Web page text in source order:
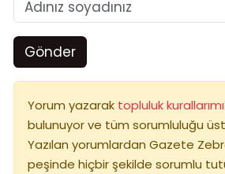
Gönder
Yorum yazarak topluluk
bulunuyor ve tüm sorumluluğu
Yazılan yorumlardan Gazete
peşinde hiçbir şekilde sorumlu